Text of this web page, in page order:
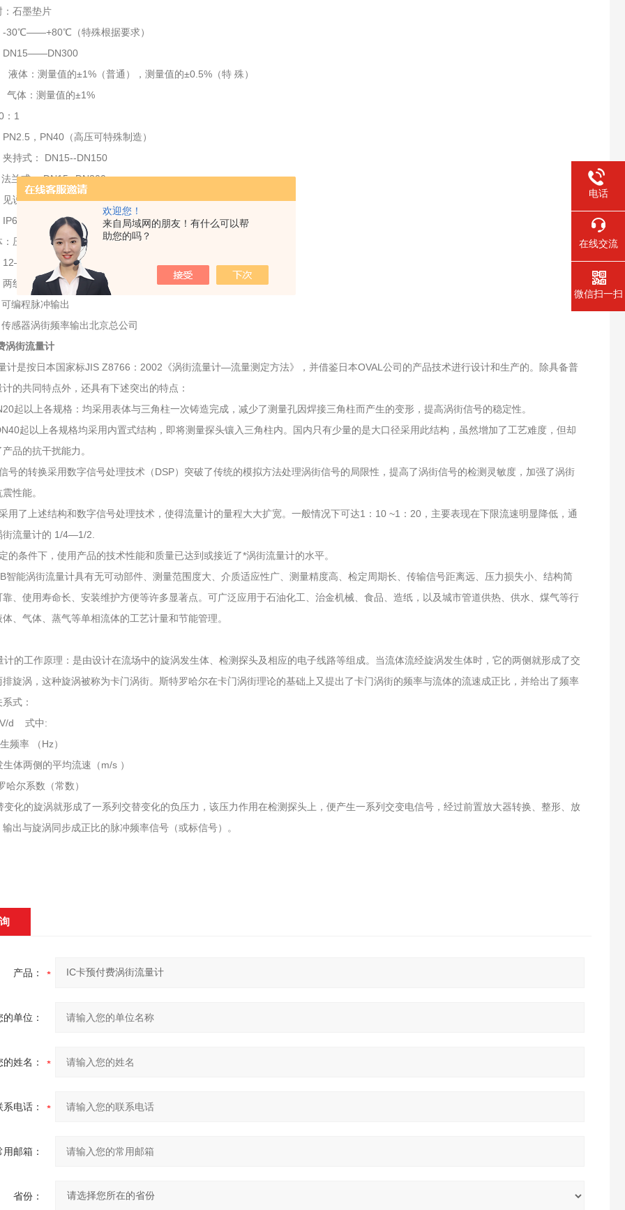
欢迎您！
来自局域网的朋友！有什么可以帮
助您的吗？
：石墨垫片
-30℃——+80℃（特殊根据要求）
DN15——DN300
液体：测量值的±1%（普通），测量值的±0.5%（特 殊）
量值的±1%
：1
，PN40（高压可特殊制造）
夹持式： DN15--DN150
DN15--DN300
见说明书附表
：压铸铝,上漆
12——36VDC
两线制4--20mA电流输出
脉冲输出
街频率输出北京总公司
涡街流量计
是按日本国家标JIS Z8766：2002《涡街流量计—流量测定方法》，并借鉴日本OVAL公司的产品技术进行设计和生产的。除具备普
的共同特点外，还具有下述突出的特点：
起以上各规格：均采用表体与三角柱一次铸造完成，减少了测量孔因焊接三角柱而产生的变形，提高涡街信号的稳定性。
起以上各规格均采用内置式结构，即将测量探头镶入三角柱内。国内只有少量的是大口径采用此结构，虽然增加了工艺难度，但却
品的抗干扰能力。
号的转换采用数字信号处理技术（DSP）突破了传统的模拟方法处理涡街信号的局限性，提高了涡街信号的检测灵敏度，加强了涡街
性能。
用了上述结构和数字信号处理技术，使得流量计的量程大大扩宽。一般情况下可达1：10 ~1：20，主要表现在下限流速明显降低，通
街流量计的 1/4—1/2.
的条件下，使用产品的技术性能和质量已达到或接近了*涡街流量计的水平。
能涡街流量计具有无可动部件、测量范围度大、介质适应性广、测量精度高、检定周期长、传输信号距离远、压力损失小、结构简
靠、使用寿命长、安装维护方便等许多显著点。可广泛应用于石油化工、治金机械、食品、造纸，以及城市管道供热、供水、煤气等行
、气体、蒸气等单相流体的工艺计量和节能管理。
的工作原理：是由设计在流场中的旋涡发生体、检测探头及相应的电子线路等组成。当流体流经旋涡发生体时，它的两侧就形成了交
排旋涡，这种旋涡被称为卡门涡街。斯特罗哈尔在卡门涡街理论的基础上又提出了卡门涡街的频率与流体的流速成正比，并给出了频率
式：
d 式中:
率 （Hz）
体两侧的平均流速（m/s ）
尔系数（常数）
化的旋涡就形成了一系列交替变化的负压力，该压力作用在检测探头上，便产生一系列交变电信号，经过前置放大器转换、整形、放
出与旋涡同步成正比的脉冲频率信号（或标信号）。
产品：
的单位：
的姓名：
系电话：
用邮箱：
省份：
电话
在线交流
微信扫一扫